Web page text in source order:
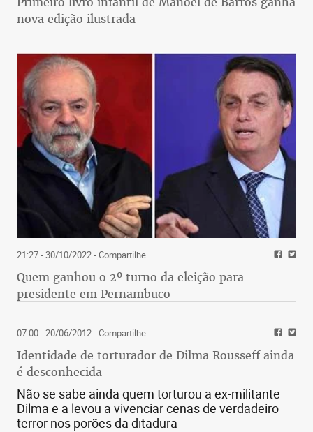
nova edição ilustrada
21:27 - 30/10/2022- Compartilhe
Quem ganhou o 2º turno da eleição para
presidente em Pernambuco
07:00 - 20/06/2012- Compartilhe
Identidade de torturador de Dilma Rousseff ainda
é desconhecida
Não se sabe ainda quem torturou a ex-militante
Dilma e a levou a vivenciar cenas de verdadeiro
terror nos porões da ditadura